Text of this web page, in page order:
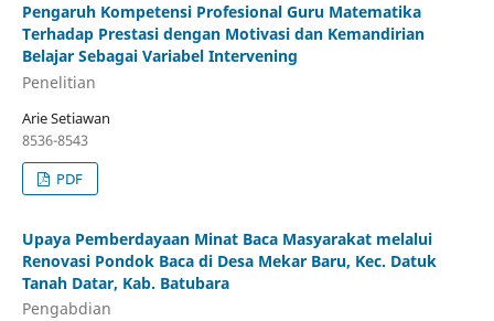
Pengaruh Kompetensi Profesional Guru Matematika
Terhadap Prestasi dengan Motivasi dan Kemandirian
Belajar Sebagai Variabel Intervening
Penelitian
Arie Setiawan
8536-8543
PDF
Upaya Pemberdayaan Minat Baca Masyarakat melalui
Renovasi Pondok Baca di Desa Mekar Baru, Kec. Datuk
Tanah Datar, Kab. Batubara
Pengabdian